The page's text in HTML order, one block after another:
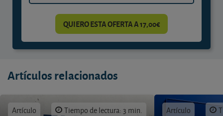
QUIERO ESTA OFERTA A 17,00€
Artículos relacionados
Artículo Tiempo de lectura: 3 min. Artículo